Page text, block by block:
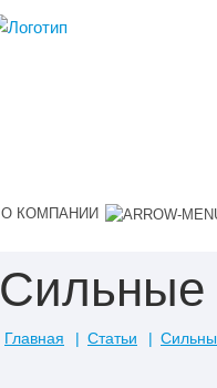
О КОМПАНИИ
Сильные
Главная Статьи